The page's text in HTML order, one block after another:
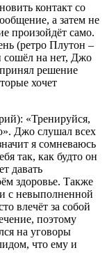
контакт со
а затем не
произойдёт само.
(ретро Плутон –
на нет, Джо
решение
хочет
«Тренируйся,
Джо слушал всех
я сомневаюсь
так, как будто он
давать
здоровье. Также
с невыполненной
влечёт за собой
поэтому
на уговоры
что ему и